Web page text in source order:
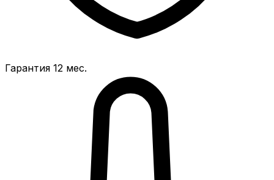
Гарантия 12 мес.